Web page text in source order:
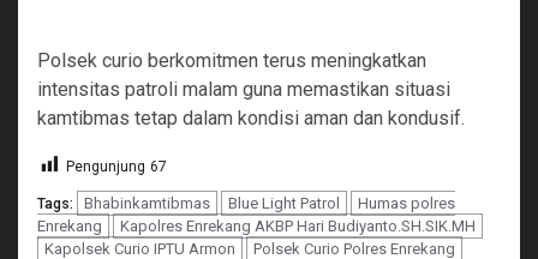
‎Polsek curio berkomitmen terus meningkatkan
intensitas patroli malam guna memastikan situasi
kamtibmas tetap dalam kondisi aman dan kondusif.
Pengunjung 67
Tags: Bhabinkamtibmas Blue Light Patrol
Humas polres
Enrekang
Kapolres Enrekang AKBP Hari Budiyanto.SH.SIK.MH
Kapolsek Curio IPTU Armon
Polsek Curio Polres Enrekang